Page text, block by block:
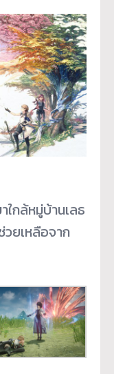
ใกล้หมู่บ้านเลธ
ยเหลือจาก